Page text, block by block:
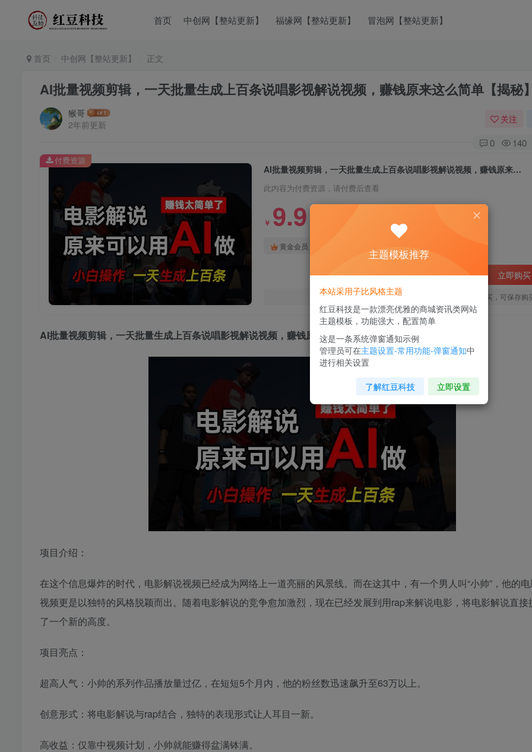
首页 中创网【整站更新】 福缘网【整站更新】 冒泡网【整站更新】
首页 中创网【整站更新】 正文
AI批量视频剪辑，一天批量生成上百条说唱影视解说视频，赚钱原来这么简单【揭秘
猴哥
2年前更新
关注
0 140
AI批量视频剪辑，一天批量生成上百条说唱影视解说视频，赚钱原来这么简单【揭秘】
此内容为付费资源，请付费后查看
￥ 9.9
黄金会员
立即购买
您当前未登录！建议登陆后购买，可保存购
付费资源
AI批量视频剪辑 ，一天批量生成上百条说唱影视解说视频，赚钱原来这么简单【揭秘】
项目介绍：
在这个信息爆炸的时代，电影解说视频已经成为网络上一道亮丽的风景线。而在这其中，有一个男人叫“小帅”，他的
视频更是以独特的风格脱颖而出。随着电影解说的竞争愈加激烈，现在已经发展到用rap来解说电影，将电影解说直接
了一个新的高度。
项目亮点：
超高人气：小帅的系列作品播放量过亿，在短短5个月内，他的粉丝数迅速飙升至63万以上。
创意形式：将电影解说与rap结合，独特的表现形式让人耳目一新。
高收益：仅靠中视频计划，小帅就能赚得盆满钵满。
主题模板推荐
本站采用子比风格主题
红豆科技是一款漂亮优雅的商城资讯类网站
主题模板，功能强大，配置简单
这是一条系统弹窗通知示例
管理员可在主题设置-常用功能-弹窗通知中
进行相关设置
了解红豆科技 立即设置